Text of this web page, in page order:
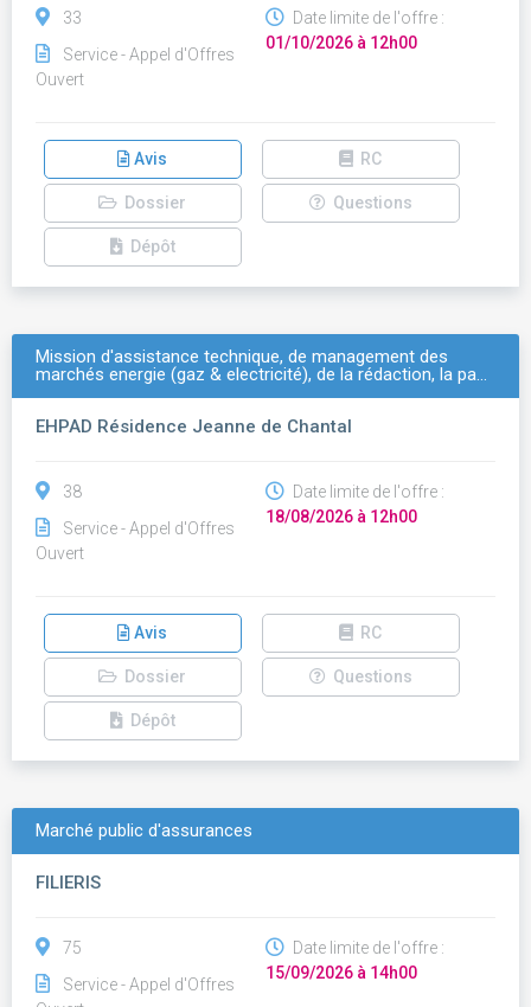
33
Service - Appel d'Offres
Ouvert
Date limite de l'offre :
01/10/2026 à 12h00
Avis RC
Dossier Questions
Dépôt
Mission d'assistance technique, de management des
marchés energie (gaz & electricité), de la rédaction, la pa…
EHPAD Résidence Jeanne de Chantal
38
Service - Appel d'Offres
Ouvert
Date limite de l'offre :
18/08/2026 à 12h00
Avis RC
Dossier Questions
Dépôt
Marché public d'assurances
FILIERIS
75
Service - Appel d'Offres
Date limite de l'offre :
15/09/2026 à 14h00